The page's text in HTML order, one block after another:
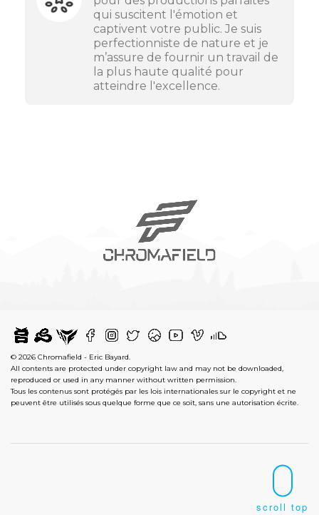
qui suscitent l'émotion et
captivent votre public. Je suis
perfectionniste de nature et je
m’assure de fournir un travail de
la plus haute qualité pour
atteindre l'excellence.
© 2026 Chromafield - Eric Bayard.
All contents are protected under copyright law and may not be downloaded,
reproduced or used in any manner without written permission.
Tous les contenus sont protégés par les lois internationales sur le copyright et ne
peuvent être utilisés sous quelque forme que ce soit, sans une autorisation écrite.
scroll top